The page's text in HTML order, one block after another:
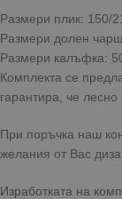
Размери плик: 150/
Размери долен
Размери калъфка:
Комплекта се
гарантира, че
При поръчка наш
желания от Вас
Изработката на